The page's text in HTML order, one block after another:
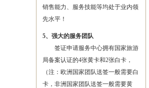
销售能力、服务技能等均处于业内领
先水平！
5、强大的服务团队
签证申请服务中心拥有国家旅游
局备案认证的4张黄卡和2张白卡，
（注：欧洲国家团队送签一般需要白
卡，非洲国家团队送签一般需要黄